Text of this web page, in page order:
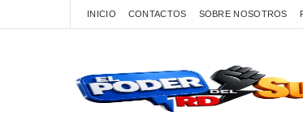
INICIO CONTACTOS SOBRE NOSOTROS